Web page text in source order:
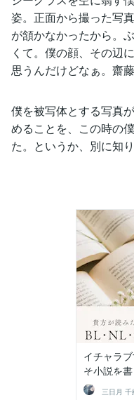
姿。正面から撮った写
が頷かなかったから。
くて。僕の顔、その辺
思うんだけどなぁ。齋
僕を被写体とする写真
めることを、この時の
た。というか、別に知
イチャラ
そ小説を
三日月 千